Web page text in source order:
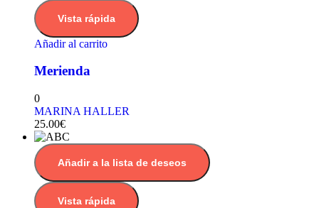
Vista rápida
Añadir al carrito
Merienda
0
MARINA HALLER
25.00€
Añadir a la lista de deseos
Vista rápida